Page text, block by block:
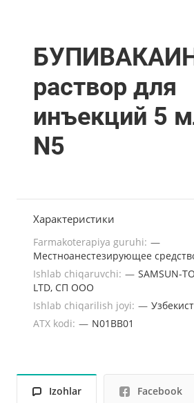
раствор для
инъекций 5
N5
Характеристики
Farmakoterapiya guruhi: —
Местноанестезирующее
Ishlab chiqaruvchi: — SAMSUN-
LTD, СП ООО
Ishlab chiqarilish joyi: —
ATX kodi: — N01BB01
Izohlar Facebook